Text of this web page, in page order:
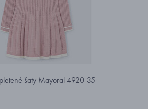
šaty Mayoral 4920-35